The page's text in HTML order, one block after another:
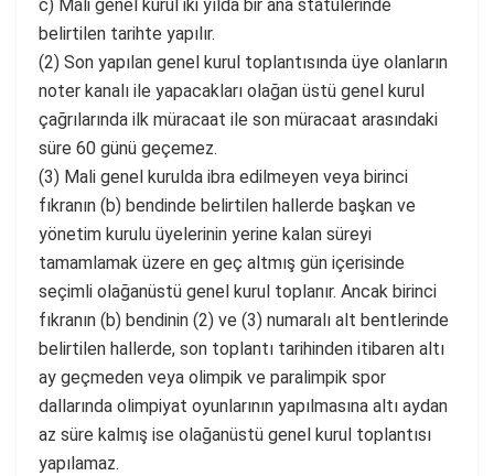
c) Mali genel kurul iki yılda bir ana statülerinde
belirtilen tarihte yapılır.
(2) Son yapılan genel kurul toplantısında üye olanların
noter kanalı ile yapacakları olağan üstü genel kurul
çağrılarında ilk müracaat ile son müracaat arasındaki
süre 60 günü geçemez.
(3) Mali genel kurulda ibra edilmeyen veya birinci
fıkranın (b) bendinde belirtilen hallerde başkan ve
yönetim kurulu üyelerinin yerine kalan süreyi
tamamlamak üzere en geç altmış gün içerisinde
seçimli olağanüstü genel kurul toplanır. Ancak birinci
fıkranın (b) bendinin (2) ve (3) numaralı alt bentlerinde
belirtilen hallerde, son toplantı tarihinden itibaren altı
ay geçmeden veya olimpik ve paralimpik spor
dallarında olimpiyat oyunlarının yapılmasına altı aydan
az süre kalmış ise olağanüstü genel kurul toplantısı
yapılamaz.